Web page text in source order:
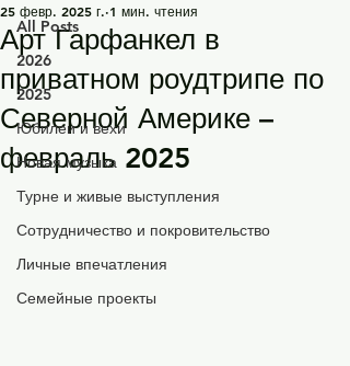
All Posts
2026
2025
Юбилеи и вехи
Новая музыка
Турне и живые выступления
Сотрудничество и покровительство
Личные впечатления
Семейные проекты
Арт Гарфанкел в
приватном роудтрипе по
Северной Америке –
февраль 2025
25 февр. 2025 г. 1 мин. чтения